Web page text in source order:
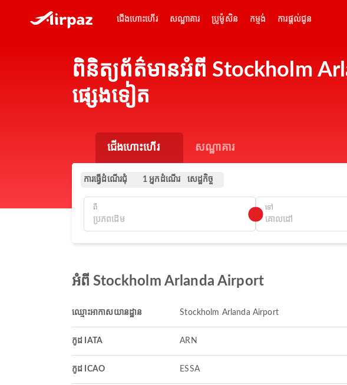
ជើងហោះហើរ សណ្ឋាគារ ប្រូម៉ូសិន កម្មង់ ការផ្តល់ជូន
ពិនិត្យព័ត៌មានអំពី Stockholm
ផ្សេងទៀត
ជើងហោះហើរ សណ្ឋាគារ
ការធ្វើដំណើរជុំ 1 អ្នកដំណើរ សេដ្ឋកិច្ច
ពី ទៅ
អំពី Stockholm Arlanda Airport
ឈ្មោះអាកាសយានដ្ឋាន Stockholm Arlanda Airport
កូដ IATA ARN
កូដ ICAO ESSA